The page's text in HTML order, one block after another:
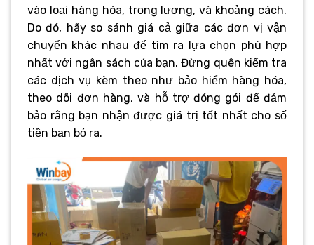
vào loại hàng hóa, trọng lượng, và khoảng cách.
Do đó, hãy so sánh giá cả giữa các đơn vị vận
chuyển khác nhau để tìm ra lựa chọn phù hợp
nhất với ngân sách của bạn. Đừng quên kiểm tra
các dịch vụ kèm theo như bảo hiểm hàng hóa,
theo dõi đơn hàng, và hỗ trợ đóng gói để đảm
bảo rằng bạn nhận được giá trị tốt nhất cho số
tiền bạn bỏ ra.